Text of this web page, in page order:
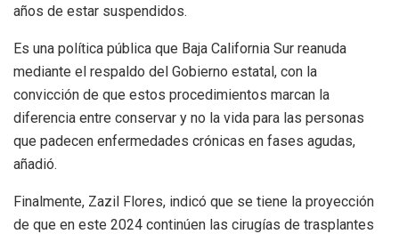
años de estar suspendidos.
Es una política pública que Baja California Sur reanuda
mediante el respaldo del Gobierno estatal, con la
convicción de que estos procedimientos marcan la
diferencia entre conservar y no la vida para las personas
que padecen enfermedades crónicas en fases agudas,
añadió.
Finalmente, Zazil Flores, indicó que se tiene la proyección
de que en este 2024 continúen las cirugías de trasplantes